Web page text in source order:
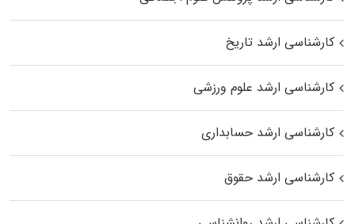
کارشناسی ارشد تاریخ
کارشناسی ارشد علوم ورزشی
کارشناسی ارشد حسابداری
کارشناسی ارشد حقوق